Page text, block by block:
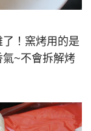
！窯烤用的是
~不會拆解烤